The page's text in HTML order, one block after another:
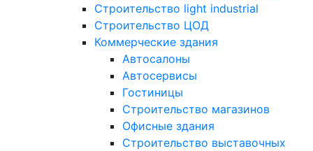
Строительство light industrial
Строительство ЦОД
Коммерческие здания
Автосалоны
Автосервисы
Гостиницы
Строительство магазинов
Офисные здания
Строительство выставочных